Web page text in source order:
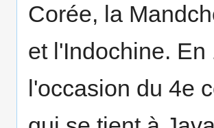
Corée, la
et l'Indochine.
l'occasion du 4e